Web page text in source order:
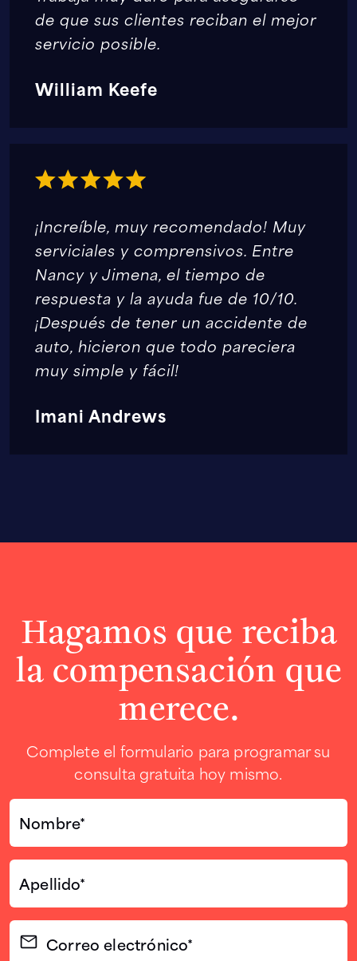
de que sus clientes reciban el mejor
servicio posible.
William Keefe
¡Increíble, muy recomendado! Muy
serviciales y comprensivos. Entre
Nancy y Jimena, el tiempo de
respuesta y la ayuda fue de 10/10.
¡Después de tener un accidente de
auto, hicieron que todo pareciera
muy simple y fácil!
Imani Andrews
Hagamos que reciba
la compensación que
merece.
Complete el formulario para programar su
consulta gratuita hoy mismo.
Nombre*
(Required)
Apellido*
(Required)
Correo
electrónico